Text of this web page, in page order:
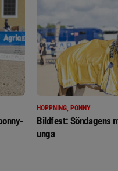
HOPPNING, PONNY
Bildfest: Söndagens
unga